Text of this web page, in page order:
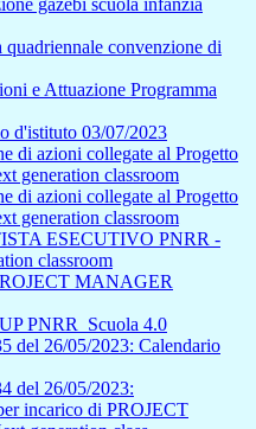
gazebi scuola infanzia
convenzione di
e Attuazione Programma
d'istituto 03/07/2023
di azioni collegate al Progetto
generation classroom
di azioni collegate al Progetto
generation classroom
ESECUTIVO PNRR -
classroom
MANAGER
PNRR_Scuola 4.0
del 26/05/2023: Calendario
del 26/05/2023:
incarico di PROJECT